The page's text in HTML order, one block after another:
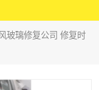
玻璃修复公司 修复时